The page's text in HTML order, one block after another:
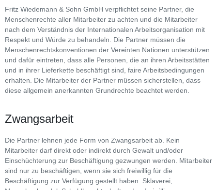
Fritz Wiedemann & Sohn GmbH verpflichtet seine Partner, die
Menschenrechte aller Mitarbeiter zu achten und die Mitarbeiter
nach dem Verständnis der Internationalen Arbeitsorganisation mit
Respekt und Würde zu behandeln. Die Partner müssen die
Menschenrechtskonventionen der Vereinten Nationen unterstützen
und dafür eintreten, dass alle Personen, die an ihren Arbeitsstätten
und in ihrer Lieferkette beschäftigt sind, faire Arbeitsbedingungen
erhalten. Die Mitarbeiter der Partner müssen sicherstellen, dass
diese allgemein anerkannten Grundrechte beachtet werden.
Zwangsarbeit
Die Partner lehnen jede Form von Zwangsarbeit ab. Kein
Mitarbeiter darf direkt oder indirekt durch Gewalt und/oder
Einschüchterung zur Beschäftigung gezwungen werden. Mitarbeiter
sind nur zu beschäftigen, wenn sie sich freiwillig für die
Beschäftigung zur Verfügung gestellt haben. Sklaverei,